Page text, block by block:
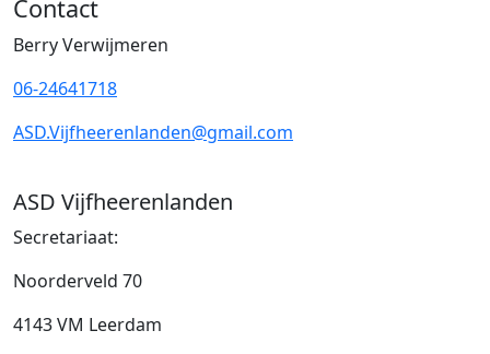
Contact
Berry Verwijmeren
06-24641718
ASD.Vijfheerenlanden@gmail.com
ASD Vijfheerenlanden
Secretariaat:
Noorderveld 70
4143 VM Leerdam